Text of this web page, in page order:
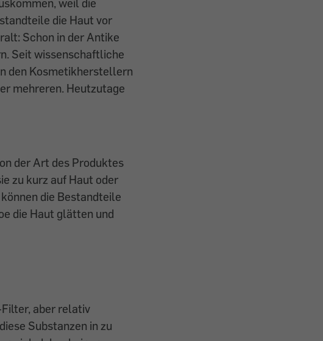
die Haut vor
Schon in der Antike
Seit wissenschaftliche
den Kosmetikherstellern
mehreren. Heutzutage
der Art des Produktes
zu kurz auf Haut oder
die Bestandteile
die Haut glätten und
aber relativ
Substanzen in zu